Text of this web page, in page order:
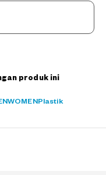
produk ini
WOMEN Plastik